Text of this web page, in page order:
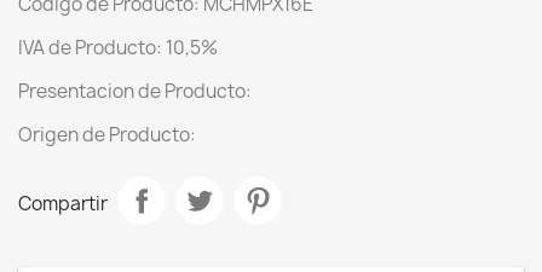
IVA de Producto: 10,5%
Presentacion de Producto:
Origen de Producto:
Compartir